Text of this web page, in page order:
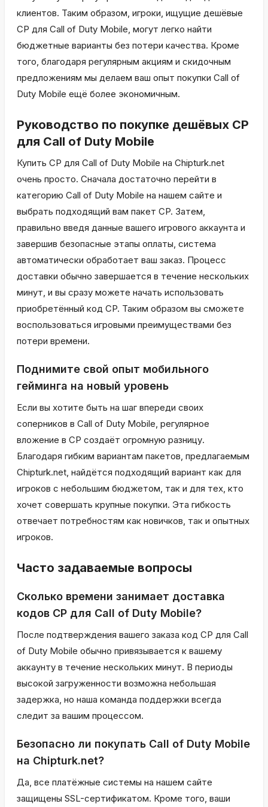
клиентов. Таким образом, игроки, ищущие дешёвые
CP для Call of Duty Mobile, могут легко найти
бюджетные варианты без потери качества. Кроме
того, благодаря регулярным акциям и скидочным
предложениям мы делаем ваш опыт покупки Call of
Duty Mobile ещё более экономичным.
Руководство по покупке дешёвых CP
для Call of Duty Mobile
Купить CP для Call of Duty Mobile на Chipturk.net
очень просто. Сначала достаточно перейти в
категорию Call of Duty Mobile на нашем сайте и
выбрать подходящий вам пакет CP. Затем,
правильно введя данные вашего игрового аккаунта и
завершив безопасные этапы оплаты, система
автоматически обработает ваш заказ. Процесс
доставки обычно завершается в течение нескольких
минут, и вы сразу можете начать использовать
приобретённый код CP. Таким образом вы сможете
воспользоваться игровыми преимуществами без
потери времени.
Поднимите свой опыт мобильного
гейминга на новый уровень
Если вы хотите быть на шаг впереди своих
соперников в Call of Duty Mobile, регулярное
вложение в CP создаёт огромную разницу.
Благодаря гибким вариантам пакетов, предлагаемым
Chipturk.net, найдётся подходящий вариант как для
игроков с небольшим бюджетом, так и для тех, кто
хочет совершать крупные покупки. Эта гибкость
отвечает потребностям как новичков, так и опытных
игроков.
Часто задаваемые вопросы
Сколько времени занимает доставка
кодов CP для Call of Duty Mobile?
После подтверждения вашего заказа код CP для Call
of Duty Mobile обычно привязывается к вашему
аккаунту в течение нескольких минут. В периоды
высокой загруженности возможна небольшая
задержка, но наша команда поддержки всегда
следит за вашим процессом.
Безопасно ли покупать Call of Duty Mobile
на Chipturk.net?
Да, все платёжные системы на нашем сайте
защищены SSL-сертификатом. Кроме того, ваши